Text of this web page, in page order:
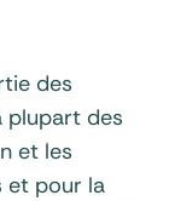
des
plupart des
et les
et pour la